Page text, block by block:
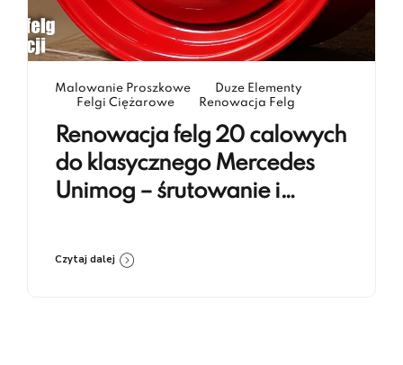
Malowanie Proszkowe
Duze Elementy
Felgi Ciężarowe
Renowacja Felg
Renowacja felg 20 calowych
do klasycznego Mercedes
Unimog – śrutowanie i
Czytaj dalej